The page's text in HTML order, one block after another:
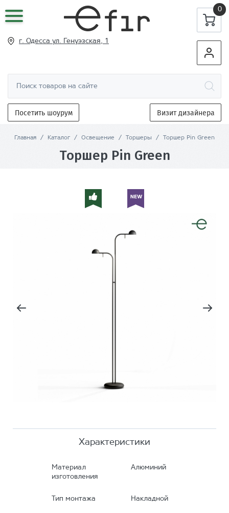
0
г. Одесса ул. Генуэзская, 1
Посетить шоурум Визит дизайнера
Главная / Каталог / Освещение / Торшеры / Торшер Pin Green
Торшер Pin Green
Характеристики
Материал
изготовления
Алюминий
Тип монтажа Накладной